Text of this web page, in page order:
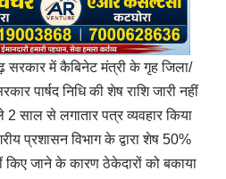
सरकार में कैबिनेट मंत्री के गृह जिला/
पार्षद निधि की शेष राशि जारी नहीं
साल से लगातार पत्र व्यवहार किया
प्रशासन विभाग के द्वारा शेष 50%
किए जाने के कारण ठेकेदारों को बकाया